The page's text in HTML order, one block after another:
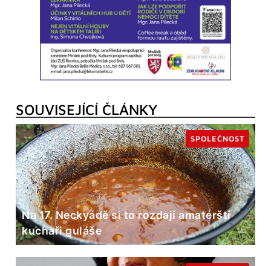
SOUVISEJÍCÍ ČLÁNKY
Na 17. Neckyádě si to rozdají amatérští
kuchaři guláše
SPOLEČNOST